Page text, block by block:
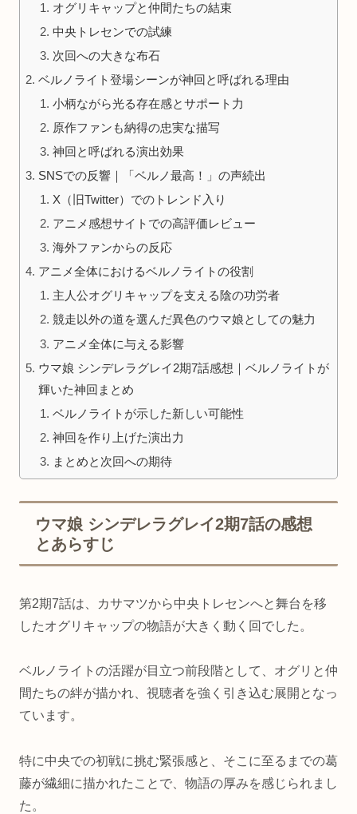
オグリキャップと仲間たちの結束
中央トレセンでの試練
次回への大きな布石
ベルノライト登場シーンが神回と呼ばれる理由
小柄ながら光る存在感とサポート力
原作ファンも納得の忠実な描写
神回と呼ばれる演出効果
SNSでの反響｜「ベルノ最高！」の声続出
X（旧Twitter）でのトレンド入り
アニメ感想サイトでの高評価レビュー
海外ファンからの反応
アニメ全体におけるベルノライトの役割
主人公オグリキャップを支える陰の功労者
競走以外の道を選んだ異色のウマ娘としての魅力
アニメ全体に与える影響
ウマ娘 シンデレラグレイ2期7話感想｜ベルノライトが
輝いた神回まとめ
ベルノライトが示した新しい可能性
神回を作り上げた演出力
まとめと次回への期待
ウマ娘 シンデレラグレイ2期7話の感想
とあらすじ
第2期7話は、カサマツから中央トレセンへと舞台を移
したオグリキャップの物語が大きく動く回でした。
ベルノライトの活躍が目立つ前段階として、オグリと仲
間たちの絆が描かれ、視聴者を強く引き込む展開となっ
ています。
特に中央での初戦に挑む緊張感と、そこに至るまでの葛
藤が繊細に描かれたことで、物語の厚みを感じられまし
た。